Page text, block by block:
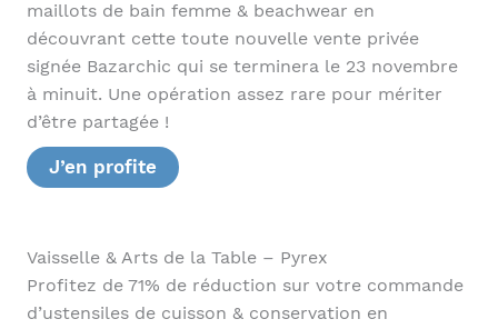
maillots de bain femme & beachwear en
découvrant cette toute nouvelle vente privée
signée Bazarchic qui se terminera le 23 novembre
à minuit. Une opération assez rare pour mériter
d’être partagée !
J’en profite
Vaisselle & Arts de la Table – Pyrex
Profitez de 71% de réduction sur votre commande
d’ustensiles de cuisson & conservation en